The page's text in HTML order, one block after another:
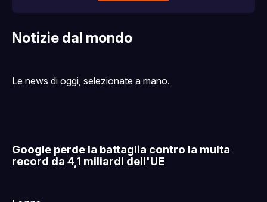
Notizie dal mondo
Le news di oggi, selezionate a mano.
Google perde la battaglia contro la multa
record da 4,1 miliardi dell'UE